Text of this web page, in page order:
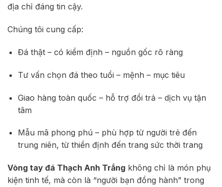
địa chỉ đáng tin cậy.
Chúng tôi cung cấp:
Đá thật – có kiểm định – nguồn gốc rõ ràng
Tư vấn chọn đá theo tuổi – mệnh – mục tiêu
Giao hàng toàn quốc – hỗ trợ đổi trả – dịch vụ tận
tâm
Mẫu mã phong phú – phù hợp từ người trẻ đến
trung niên, từ thiền định đến trang sức thời trang
Vòng tay đá Thạch Anh Trắng không chỉ là món phụ
kiện tinh tế, mà còn là “người bạn đồng hành” trong